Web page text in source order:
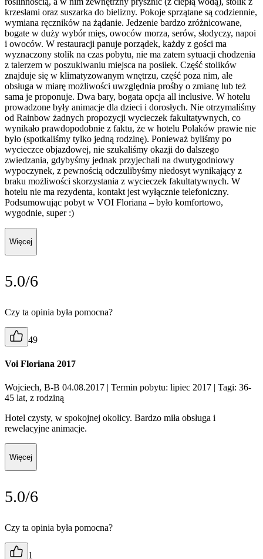
krzesłami oraz suszarka do bielizny. Pokoje sprzątane są codziennie,
wymiana ręczników na żądanie. Jedzenie bardzo zróżnicowane,
bogate w duży wybór mięs, owoców morza, serów, słodyczy, napoi
i owoców. W restauracji panuje porządek, każdy z gości ma
wyznaczony stolik na czas pobytu, nie ma zatem sytuacji chodzenia
z talerzem w poszukiwaniu miejsca na posiłek. Część stolików
znajduje się w klimatyzowanym wnętrzu, część poza nim, ale
obsługa w miarę możliwości uwzględnia prośby o zmianę lub też
sama je proponuje. Dwa bary, bogata opcja all inclusive. W hotelu
prowadzone były animacje dla dzieci i dorosłych. Nie otrzymaliśmy
od Rainbow żadnych propozycji wycieczek fakultatywnych, co
wynikało prawdopodobnie z faktu, że w hotelu Polaków prawie nie
było (spotkaliśmy tylko jedną rodzinę). Ponieważ byliśmy po
wycieczce objazdowej, nie szukaliśmy okazji do dalszego
zwiedzania, gdybyśmy jednak przyjechali na dwutygodniowy
wypoczynek, z pewnością odczulibyśmy niedosyt wynikający z
braku możliwości skorzystania z wycieczek fakultatywnych. W
hotelu nie ma rezydenta, kontakt jest wyłącznie telefoniczny.
Podsumowując pobyt w VOI Floriana – było komfortowo,
wygodnie, super :)
Więcej
5.0/6
Czy ta opinia była pomocna?
49
Voi Floriana 2017
Wojciech, B-B 04.08.2017 | Termin pobytu: lipiec 2017 | Tagi: 36-
45 lat, z rodziną
Hotel czysty, w spokojnej okolicy. Bardzo miła obsługa i
rewelacyjne animacje.
Więcej
5.0/6
Czy ta opinia była pomocna?
1